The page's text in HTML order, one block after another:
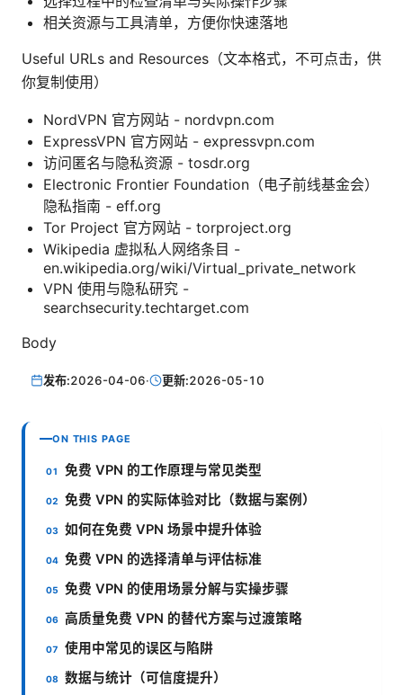
相关资源与工具清单，方便你快速落地
Useful URLs and Resources（文本格式，不可点击，供
你复制使用）
NordVPN 官方网站 - nordvpn.com
ExpressVPN 官方网站 - expressvpn.com
访问匿名与隐私资源 - tosdr.org
Electronic Frontier Foundation（电子前线基金会）
隐私指南 - eff.org
Tor Project 官方网站 - torproject.org
Wikipedia 虚拟私人网络条目 -
en.wikipedia.org/wiki/Virtual_private_network
VPN 使用与隐私研究 -
searchsecurity.techtarget.com
Body
发布:2026-04-06· 更新:2026-05-10
ON THIS PAGE
免费 VPN 的工作原理与常见类型
免费 VPN 的实际体验对比（数据与案例）
如何在免费 VPN 场景中提升体验
免费 VPN 的选择清单与评估标准
免费 VPN 的使用场景分解与实操步骤
高质量免费 VPN 的替代方案与过渡策略
使用中常见的误区与陷阱
数据与统计（可信度提升）